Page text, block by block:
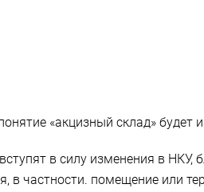
«акцизный склад» будет
в силу изменения в
в частности. помещение или